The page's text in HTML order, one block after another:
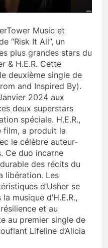
Music et
“Risk It All”, un
plus grandes stars du
& H.E.R. Cette
deuxième single de
and Inspired By).
2024 aux
deux superstars
spéciale. H.E.R.,
film, a produit la
le célèbre auteur-
Ce duo incarne
des récits du
libération. Les
d’Usher se
musique d’H.E.R.,
et au
au premier single de
Lifeline d’Alicia